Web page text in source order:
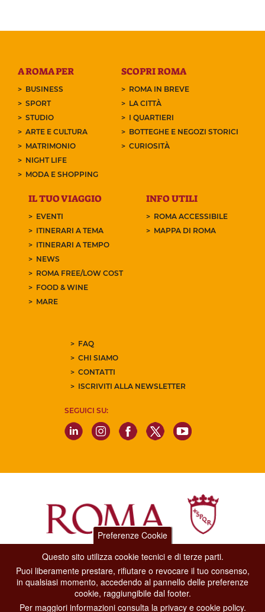
A ROMA PER
BUSINESS
SPORT
STUDIO
ARTE E CULTURA
MATRIMONIO
NIGHT LIFE
MODA E SHOPPING
SCOPRI ROMA
ROMA IN BREVE
LA CITTÀ
I QUARTIERI
BOTTEGHE E NEGOZI STORICI
CURIOSITÀ
IL TUO VIAGGIO
EVENTI
ITINERARI A TEMA
ITINERARI A TEMPO
NEWS
ROMA FREE/LOW COST
FOOD & WINE
MARE
INFO UTILI
ROMA ACCESSIBILE
MAPPA DI ROMA
FAQ
CHI SIAMO
CONTATTI
ISCRIVITI ALLA NEWSLETTER
SEGUICI SU:
Dipartimento Grandi Eventi, Sport, Turismo e Moda.
Via di San Basilio, 51
00187 Roma
Preferenze Cookie
Questo sito utilizza cookie tecnici e di terze parti.
Puoi liberamente prestare, rifiutare o revocare il tuo consenso,
in qualsiasi momento, accedendo al pannello delle preferenze
cookie, raggiungibile dal footer.
Per maggiori informazioni consulta la privacy e cookie policy.